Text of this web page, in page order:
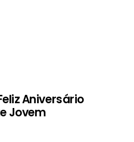
Aniversário
Jovem